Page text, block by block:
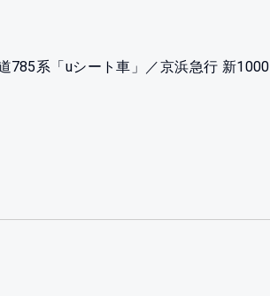
785系「uシート車」／京浜急行 新1000